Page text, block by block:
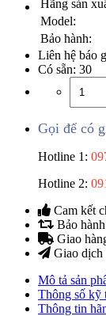
Hãng sản
Model:
Bảo hành:
Liên hệ báo
Có sẵn: 30
Gọi để có
Hotline 1:
Hotline 2:
Cam kết
Bảo
Giao
Giao dịch
Mô tả sản
Thông số kỹ
Thông tin